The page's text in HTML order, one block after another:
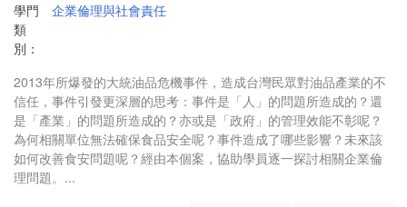
學門
類
別：
企業倫理與社會責任
2013年所爆發的大統油品危機事件，造成台灣民眾對油品產業的不
信任，事件引發更深層的思考：事件是「人」的問題所造成的？還
是「產業」的問題所造成的？亦或是「政府」的管理效能不彰呢？
為何相關單位無法確保食品安全呢？事件造成了哪些影響？未來該
如何改善食安問題呢？經由本個案，協助學員逐一探討相關企業倫
理問題。...